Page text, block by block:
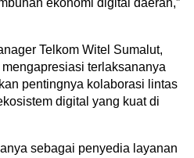
ekonomi digital daerah,”
Telkom Witel Sumalut,
terlaksananya
pentingnya kolaborasi lintas
digital yang kuat di
sebagai penyedia layanan